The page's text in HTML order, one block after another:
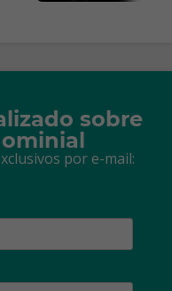
sobre
por e-mail: